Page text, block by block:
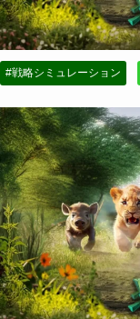
#戦略シミュレーション